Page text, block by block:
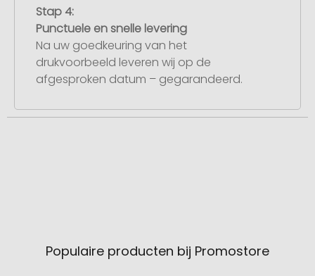
Stap 4:
Punctuele en snelle levering
Na uw goedkeuring van het
drukvoorbeeld leveren wij op de
afgesproken datum – gegarandeerd.
Populaire producten bij Promostore